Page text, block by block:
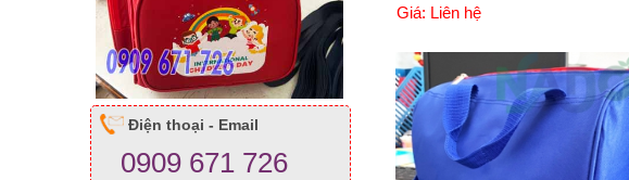
Điện thoại - Email
0909 671 726
Giá: Liên hệ